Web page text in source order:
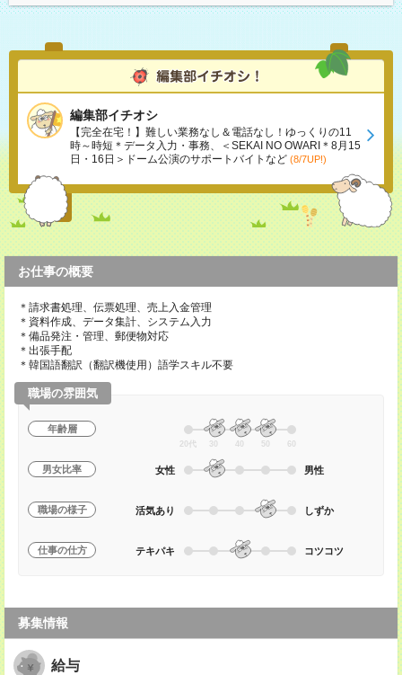
編集部イチオシ
【完全在宅！】難しい業務なし＆電話なし！ゆっくりの11
時～時短＊データ入力・事務、＜SEKAI NO OWARI＊8月15
日・16日＞ドーム公演のサポートバイトなど (8/7UP!)
お仕事の概要
＊請求書処理、伝票処理、売上入金管理
＊資料作成、データ集計、システム入力
＊備品発注・管理、郵便物対応
＊出張手配
＊韓国語翻訳（翻訳機使用）語学スキル不要
職場の雰囲気
年齢層
20代 30 40 50 60
男女比率 女性 男性
職場の様子 活気あり しずか
仕事の仕方 テキパキ コツコツ
募集情報
給与